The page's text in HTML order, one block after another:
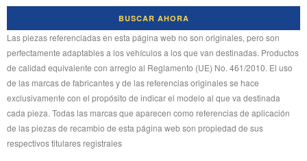
BUSCAR AHORA
Las piezas referenciadas en esta página web no son originales, pero son
perfectamente adaptables a los vehículos a los que van destinadas. Productos
de calidad equivalente con arreglo al Reglamento (UE) No. 461/2010. El uso
de las marcas de fabricantes y de las referencias originales se hace
exclusivamente con el propósito de indicar el modelo al que va destinada
cada pieza. Todas las marcas que aparecen como referencias de aplicación
de las piezas de recambio de esta página web son propiedad de sus
respectivos titulares registrales